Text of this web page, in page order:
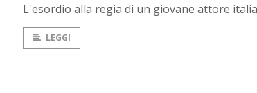
L'esordio alla regia di un giovane attore
LEGGI